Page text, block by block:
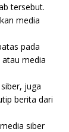
tersebut.
media
pada
media
juga
berita dari
siber